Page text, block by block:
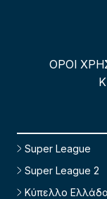
ΟΡΟΙ
Super League
Super League 2
Κύπελλο